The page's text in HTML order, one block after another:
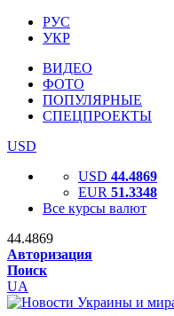
РУС
УКР
ВИДЕО
ФОТО
ПОПУЛЯРНЫЕ
СПЕЦПРОЕКТЫ
USD
USD 44.4869
EUR 51.3348
Все курсы валют
44.4869
Авторизация
Поиск
UA